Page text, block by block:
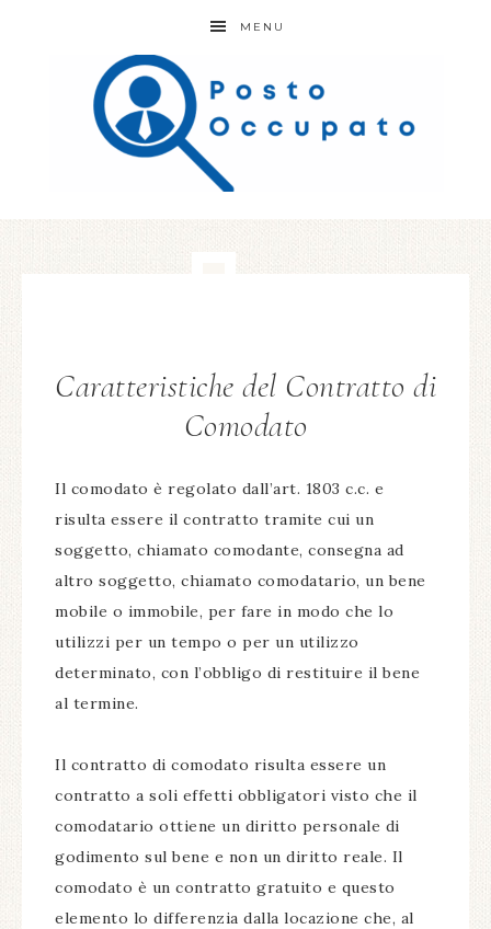
MENU
Caratteristiche del Contratto di
Comodato
Il comodato è regolato dall’art. 1803 c.c. e
risulta essere il contratto tramite cui un
soggetto, chiamato comodante, consegna ad
altro soggetto, chiamato comodatario, un bene
mobile o immobile, per fare in modo che lo
utilizzi per un tempo o per un utilizzo
determinato, con l’obbligo di restituire il bene
al termine.
Il contratto di comodato risulta essere un
contratto a soli effetti obbligatori visto che il
comodatario ottiene un diritto personale di
godimento sul bene e non un diritto reale. Il
comodato è un contratto gratuito e questo
elemento lo differenzia dalla locazione che, al